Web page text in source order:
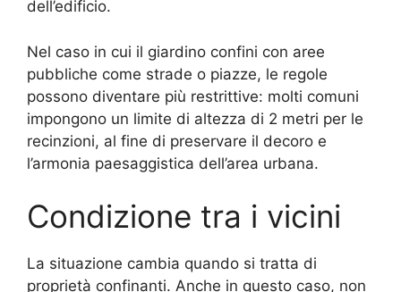
dell’edificio.
Nel caso in cui il giardino confini con aree
pubbliche come strade o piazze, le regole
possono diventare più restrittive: molti comuni
impongono un limite di altezza di 2 metri per le
recinzioni, al fine di preservare il decoro e
l’armonia paesaggistica dell’area urbana.
Condizione tra i vicini
La situazione cambia quando si tratta di
proprietà confinanti. Anche in questo caso, non